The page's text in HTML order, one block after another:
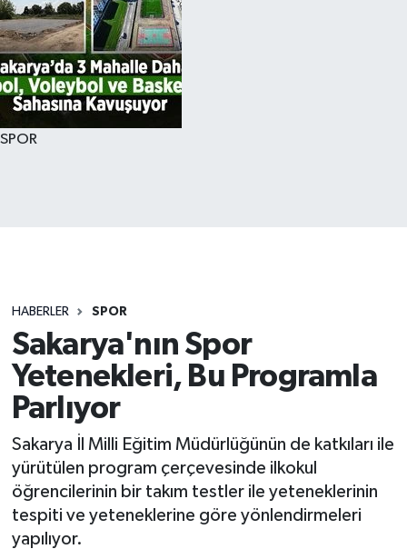
SPOR
HABERLER SPOR
Sakarya'nın Spor
Yetenekleri, Bu Programla
Parlıyor
Sakarya İl Milli Eğitim Müdürlüğünün de katkıları ile
yürütülen program çerçevesinde ilkokul
öğrencilerinin bir takım testler ile yeteneklerinin
tespiti ve yeteneklerine göre yönlendirmeleri
yapılıyor.